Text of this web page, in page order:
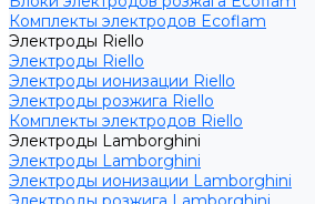
Комплекты электродов Ecoflam
Электроды Riello
Электроды Riello
Электроды ионизации Riello
Электроды розжига Riello
Комплекты электродов Riello
Электроды Lamborghini
Электроды Lamborghini
Электроды ионизации Lamborghini